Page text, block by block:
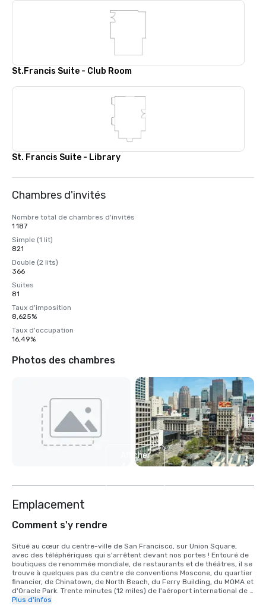
St.Francis Suite - Club Room
St. Francis Suite - Library
Chambres d'invités
Nombre total de chambres d'invités
1 187
Simple (1 lit)
821
Double (2 lits)
366
Suites
81
Taux d'imposition
8,625%
Taux d'occupation
16,49%
Photos des chambres
Afficher
Emplacement
Comment s'y rendre
Situé au cœur du centre-ville de San Francisco, sur Union Square,
avec des téléphériques qui s'arrêtent devant nos portes ! Entouré de
boutiques de renommée mondiale, de restaurants et de théâtres, il se
trouve à quelques pas du centre de conventions Moscone, du quartier
financier, de Chinatown, de North Beach, du Ferry Building, du MOMA et
d'Oracle Park. Trente minutes (12 miles) de l'aéroport international de
San Francisco ; 40 minutes (15 miles SE) de l'aéroport international
Plus d'infos